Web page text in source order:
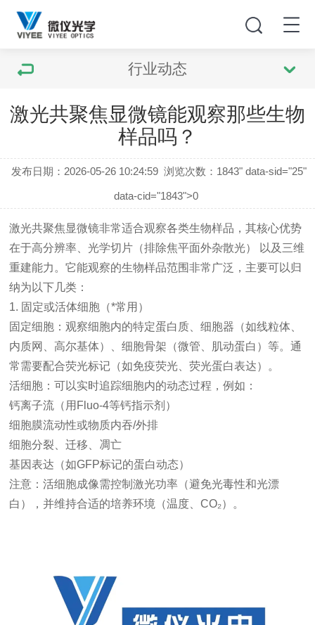
行业动态
激光共聚焦显微镜能观察那些生物
样品吗？
发布日期：2026-05-26 10:24:59 浏览次数： 1843" data-sid="25"
data-cid="1843">0
激光共聚焦显微镜非常适合观察各类生物样品，其核心优势
在于高分辨率、光学切片（排除焦平面外杂散光） 以及 三维
重建能力 。它能观察的生物样品范围非常广泛，主要可以归
纳为以下几类：
1. 固定或活体细胞（*常用）
固定细胞：观察细胞内的特定蛋白质、细胞器（如线粒体、
内质网、高尔基体）、细胞骨架（微管、肌动蛋白）等。通
常需要配合荧光标记（如免疫荧光、荧光蛋白表达）。
活细胞：可以实时追踪细胞内的动态过程，例如：
钙离子流（用Fluo-4等钙指示剂）
细胞膜流动性或物质内吞/外排
细胞分裂、迁移、凋亡
基因表达（如GFP标记的蛋白动态）
注意：活细胞成像需控制激光功率（避免光毒性和光漂
白），并维持合适的培养环境（温度、CO₂）。